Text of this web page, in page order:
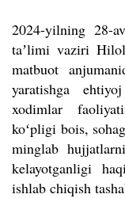
2024-yilning 28-
taʼlimi vaziri
matbuot
yaratishga
xodimlar
koʻpligi bois,
minglab
kelayotganligi
ishlab chiqish